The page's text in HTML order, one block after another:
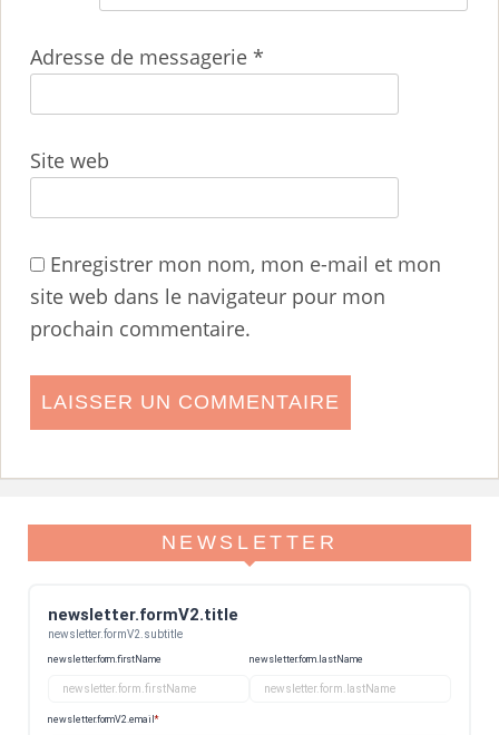
Adresse de messagerie*
Site web
Enregistrer mon nom, mon e-mail et mon
site web dans le navigateur pour mon
prochain commentaire.
NEWSLETTER
newsletter.formV2.title
newsletter.formV2.subtitle
newsletter.form.firstName newsletter.form.lastName
newsletter.formV2.email*